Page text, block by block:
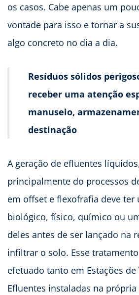
os casos. Cabe apenas um
vontade para isso e tornar a
algo concreto no dia a dia.
Resíduos sólidos
receber uma atenção
manuseio,
destinação
A geração de efluentes
principalmente do processos
em offset e flexofrafia deve ter
biológico, físico, químico ou
deles antes de ser lançado na
infiltrar o solo. Esse
efetuado tanto em Estações
Efluentes instaladas na